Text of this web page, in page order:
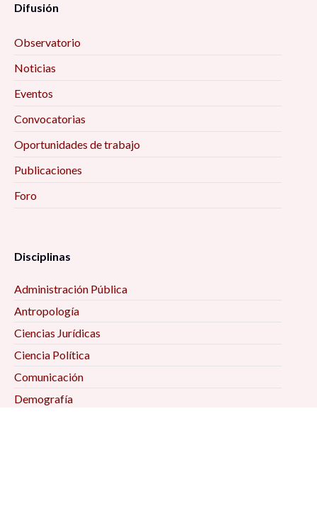
Difusión
Observatorio
Noticias
Eventos
Convocatorias
Oportunidades de trabajo
Publicaciones
Foro
Disciplinas
Administración Pública
Antropología
Ciencias Jurídicas
Ciencia Política
Comunicación
Demografía